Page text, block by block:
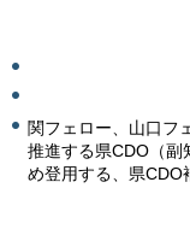
関フェロー、山口フ
推進する県CDO（副
め登用する、県CDO